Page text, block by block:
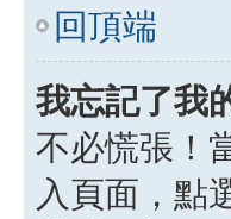
回頂端
我忘記了我
不必慌張！
入頁面，點